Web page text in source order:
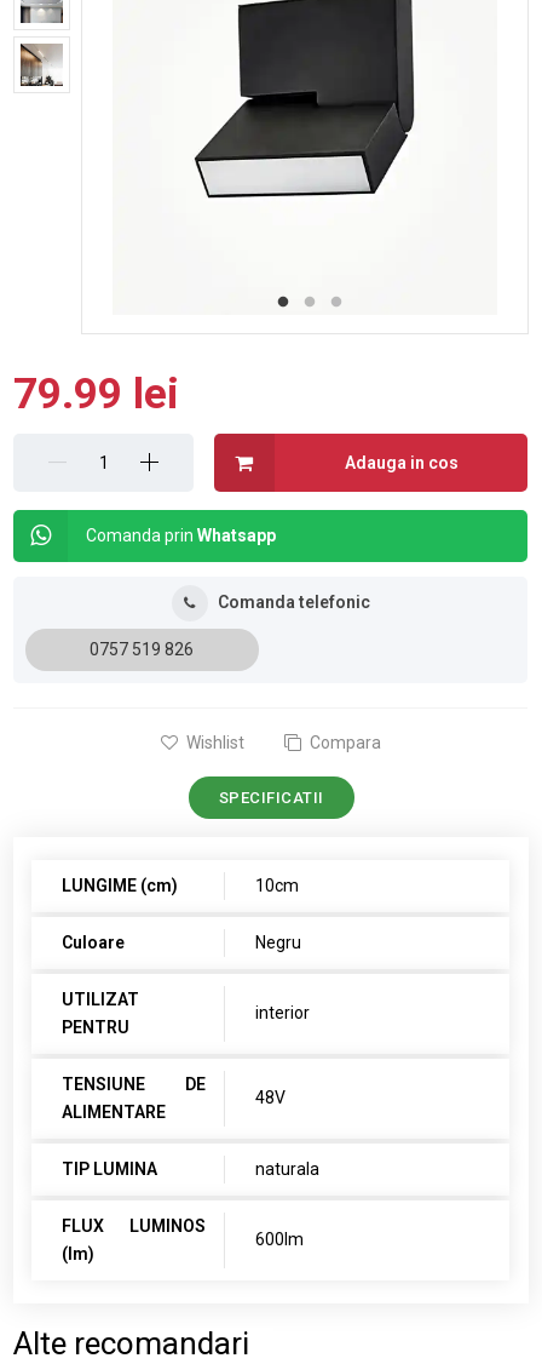
79.99 lei
Adauga in cos
Comanda prinWhatsapp
Comanda telefonic
0757 519 826
Wishlist Compara
SPECIFICATII
LUNGIME (cm) 10cm
Culoare Negru
UTILIZAT
PENTRU
interior
TENSIUNE DE
ALIMENTARE
48V
TIP LUMINA naturala
FLUX LUMINOS
(lm)
600lm
Alte recomandari